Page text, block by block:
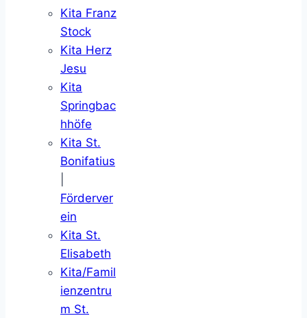
Kita Franz
Stock
Kita Herz
Jesu
Kita
Springbac
hhöfe
Kita St.
Bonifatius
Förderver
ein
Kita St.
Elisabeth
Kita/Famil
ienzentru
m St.